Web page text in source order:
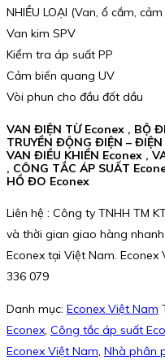
NHIỀU LOẠI (Van, ổ cắm,
Van kim SPV
Kiểm tra áp suất PP
Cảm biến quang UV
Vòi phun cho đầu đốt dầu
VAN ĐIỆN TỪ Econex , BỘ
TRUYỀN ĐỘNG ĐIỆN –
VAN ĐIỀU KHIỂN Econex ,
, CÔNG TẮC ÁP SUẤT
HỒ ĐO Econex
Liên hệ : Công ty TNHH TM
và thời gian giao hàng
Econex tại Việt Nam.
336 079
Danh mục: Econex Việt Nam
Econex, Công tắc áp suất
Econex Việt Nam, Nhà phân